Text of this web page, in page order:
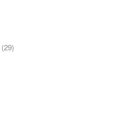
(29)